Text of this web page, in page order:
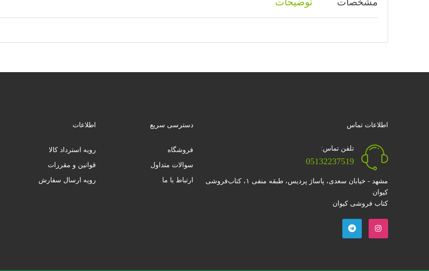
اطلاعات تماس
تلفن تماس:
05132237519
مشهد - خیابان سعدی، پاساژ پردیس، طبقه منفی ۱، کتاب‌فروشی
کیوان
کتاب فروشی کیوان
دسترسی سریع
فروشگاه
سوالات متداول
ارتباط با ما
اطلاعات
رویه استرداد کالا
قوانین و مقررات
رویه ارسال سفارش